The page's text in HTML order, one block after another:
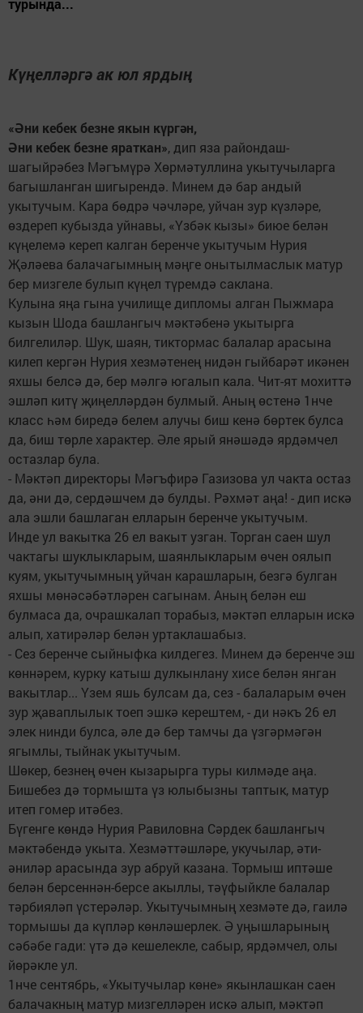
турында...
Күңелләргә ак юл ярдың
«Әни кебек безне якын күргән,
Әни кебек безне яраткан», дип яза райондаш-
шагыйрәбез Мәгъмүрә Хөрмәтуллина укытучыларга
багышланган шигырендә. Минем дә бар андый
укытучым. Кара бөдрә чәчләре, уйчан зур күзләре,
өздереп кубызда уйнавы, «Үзбәк кызы» биюе белән
күңелемә кереп калган беренче укытучым Нурия
Җәләева балачагымның мәңге онытылмаслык матур
бер мизгеле булып күңел түремдә саклана.
Кулына яңа гына училище дипломы алган Пыжмара
кызын Шода башлангыч мәктәбенә укытырга
билгелиләр. Шук, шаян, тиктормас балалар арасына
килеп кергән Нурия хезмәтенең нидән гыйбарәт икәнен
яхшы белсә дә, бер мәлгә югалып кала. Чит-ят мохиттә
эшләп китү җиңелләрдән булмый. Аның өстенә 1нче
класс һәм биредә белем алучы биш кенә бөртек булса
да, биш төрле характер. Әле ярый янәшәдә ярдәмчел
остазлар була.
- Мәктәп директоры Мәгъфирә Газизова ул чакта остаз
да, әни дә, сердәшчем дә булды. Рәхмәт аңа! - дип искә
ала эшли башлаган елларын беренче укытучым.
Инде ул вакытка 26 ел вакыт узган. Торган саен шул
чактагы шуклыкларым, шаянлыкларым өчен оялып
куям, укытучымның уйчан карашларын, безгә булган
яхшы мөнәсәбәтләрен сагынам. Аның белән еш
булмаса да, очрашкалап торабыз, мәктәп елларын искә
алып, хатирәләр белән уртаклашабыз.
- Сез беренче сыйныфка килдегез. Минем дә беренче эш
көннәрем, курку катыш дулкынлану хисе белән янган
вакытлар... Үзем яшь булсам да, сез - балаларым өчен
зур җаваплылык тоеп эшкә керештем, - ди нәкъ 26 ел
элек нинди булса, әле дә бер тамчы да үзгәрмәгән
ягымлы, тыйнак укытучым.
Шөкер, безнең өчен кызарырга туры килмәде аңа.
Бишебез дә тормышта үз юлыбызны таптык, матур
итеп гомер итәбез.
Бүгенге көндә Нурия Равиловна Сәрдек башлангыч
мәктәбендә укыта. Хезмәттәшләре, укучылар, әти-
әниләр арасында зур абруй казана. Тормыш иптәше
белән берсеннән-берсе акыллы, тәүфыйкле балалар
тәрбияләп үстерәләр. Укытучымның хезмәте дә, гаилә
тормышы да күпләр көнләшерлек. Ә уңышларының
сәбәбе гади: үтә дә кешелекле, сабыр, ярдәмчел, олы
йөрәкле ул.
1нче сентябрь, «Укытучылар көне» якынлашкан саен
балачакның матур мизгелләрен искә алып, мәктәп